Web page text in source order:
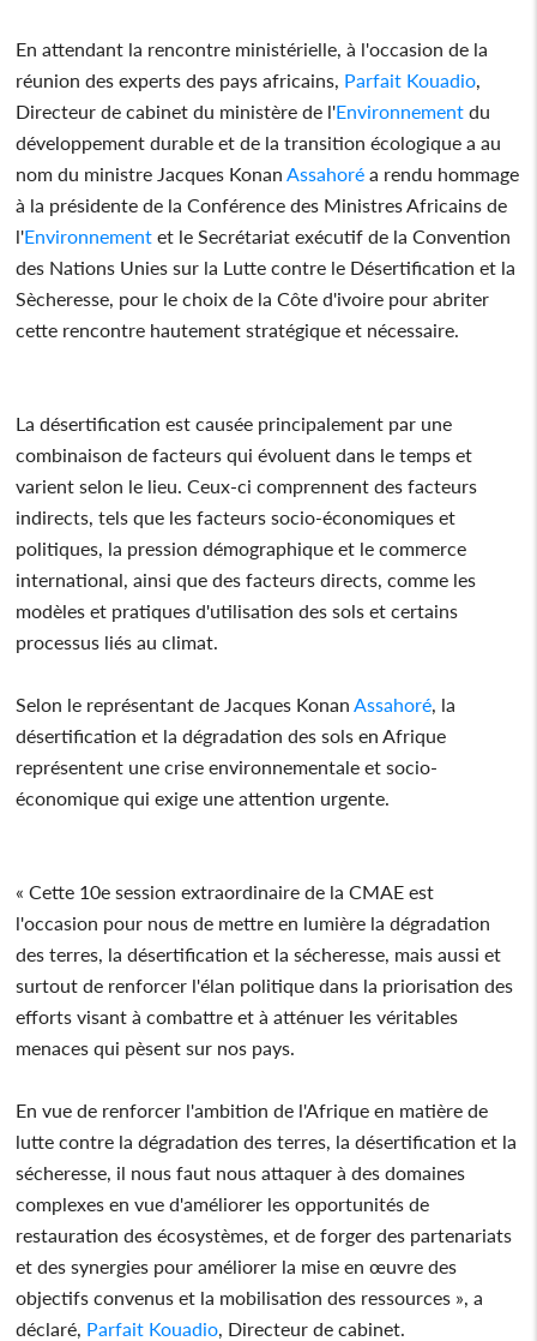
En attendant la rencontre ministérielle, à l'occasion de la
réunion des experts des pays africains, Parfait Kouadio,
Directeur de cabinet du ministère de l'Environnement du
développement durable et de la transition écologique a au
nom du ministre Jacques Konan Assahoré a rendu hommage
à la présidente de la Conférence des Ministres Africains de
l'Environnement et le Secrétariat exécutif de la Convention
des Nations Unies sur la Lutte contre le Désertification et la
Sècheresse, pour le choix de la Côte d'ivoire pour abriter
cette rencontre hautement stratégique et nécessaire.
La désertification est causée principalement par une
combinaison de facteurs qui évoluent dans le temps et
varient selon le lieu. Ceux-ci comprennent des facteurs
indirects, tels que les facteurs socio-économiques et
politiques, la pression démographique et le commerce
international, ainsi que des facteurs directs, comme les
modèles et pratiques d'utilisation des sols et certains
processus liés au climat.
Selon le représentant de Jacques Konan Assahoré, la
désertification et la dégradation des sols en Afrique
représentent une crise environnementale et socio-
économique qui exige une attention urgente.
« Cette 10e session extraordinaire de la CMAE est
l'occasion pour nous de mettre en lumière la dégradation
des terres, la désertification et la sécheresse, mais aussi et
surtout de renforcer l'élan politique dans la priorisation des
efforts visant à combattre et à atténuer les véritables
menaces qui pèsent sur nos pays.
En vue de renforcer l'ambition de l'Afrique en matière de
lutte contre la dégradation des terres, la désertification et la
sécheresse, il nous faut nous attaquer à des domaines
complexes en vue d'améliorer les opportunités de
restauration des écosystèmes, et de forger des partenariats
et des synergies pour améliorer la mise en œuvre des
objectifs convenus et la mobilisation des ressources », a
déclaré, Parfait Kouadio, Directeur de cabinet.